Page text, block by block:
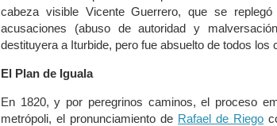
cabeza visible Vicente Guerrero, que se
acusaciones (abuso de autoridad y
destituyera a Iturbide, pero fue absuelto de todos los
El Plan de Iguala
En 1820, y por peregrinos caminos, el proceso
metrópoli, el pronunciamiento de Rafael de Riego